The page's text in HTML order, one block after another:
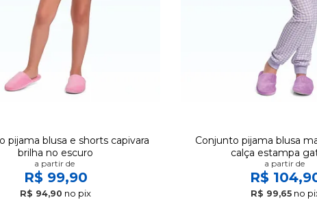
pijama blusa e shorts capivara
brilha no escuro
a partir de
R$ 99,90
R$ 94,90 no pix
Conjunto pijama blusa
calça estampa
a partir de
R$
R$ 99,65 no